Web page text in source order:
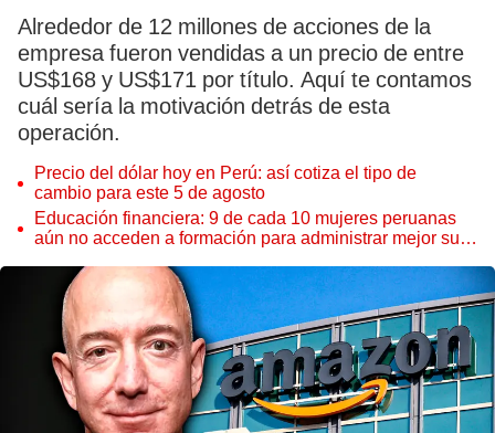
Alrededor de 12 millones de acciones de la
empresa fueron vendidas a un precio de entre
US$168 y US$171 por título. Aquí te contamos
cuál sería la motivación detrás de esta
operación.
Precio del dólar hoy en Perú: así cotiza el tipo de
cambio para este 5 de agosto
Educación financiera: 9 de cada 10 mujeres peruanas
aún no acceden a formación para administrar mejor su